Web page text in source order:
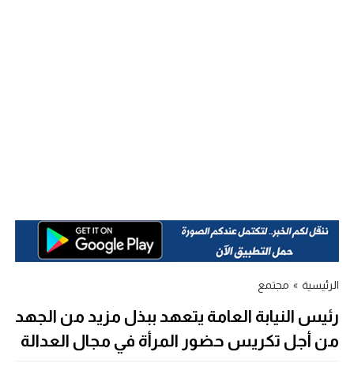
الرئيسية » مجتمع
رئيس النيابة العامة يتعهد ببذل مزيد من الجهد
من أجل تكريس حضور المرأة في مجال العدالة